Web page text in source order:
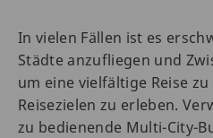
In vielen Fällen ist es
Städte anzufliegen und
um eine vielfältige Reise
Reisezielen zu erleben.
zu bedienende Multi-City-